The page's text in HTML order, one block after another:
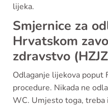
lijeka.
Smjernice za
Hrvatskom
zdravstvo
Odlaganje lijekova poput
procedure. Nikada ne
WC. Umjesto toga, treba